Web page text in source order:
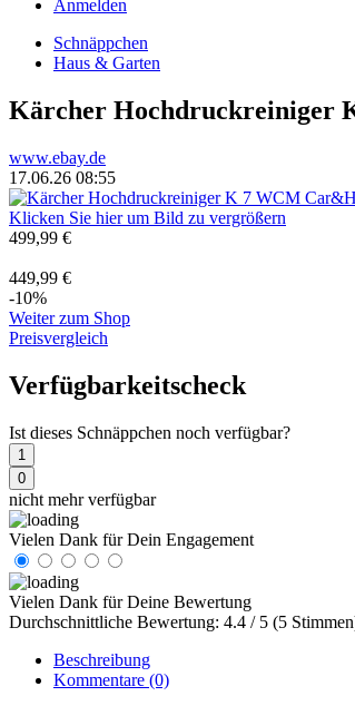
Anmelden
Schnäppchen
Haus & Garten
Kärcher Hochdruckreiniger
www.ebay.de
17.06.26 08:55
Klicken Sie hier um Bild zu vergrößern
499,99 €
449,99 €
-10%
Weiter zum Shop
Preisvergleich
Verfügbarkeitscheck
Ist dieses Schnäppchen noch verfügbar?
1
0
nicht mehr verfügbar
Vielen Dank für Dein Engagement
Vielen Dank für Deine Bewertung
Durchschnittliche Bewertung: 4.4 / 5 (5
Beschreibung
Kommentare (0)